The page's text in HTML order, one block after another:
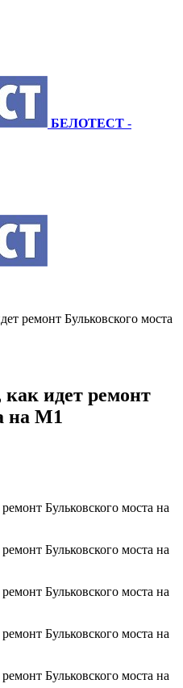
БЕЛОТЕСТ -
ремонт Бульковского моста
идет ремонт
на М1